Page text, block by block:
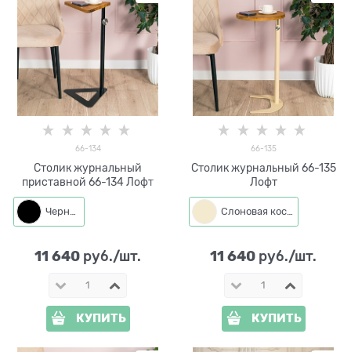
66-134
Столик журнальный
приставной 66-134 Лофт
Черный
11 640 руб./шт.
КУПИТЬ
66-135
Столик журнальный 66-135
Лофт
Слоновая кость
11 640 руб./шт.
КУПИТЬ